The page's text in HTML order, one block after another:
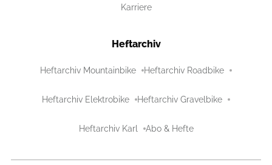
Karriere
Heftarchiv
Heftarchiv Mountainbike Heftarchiv Roadbike
Heftarchiv Elektrobike Heftarchiv Gravelbike
Heftarchiv Karl Abo & Hefte